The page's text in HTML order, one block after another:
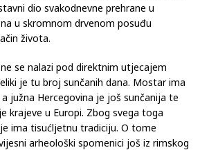
dio svakodnevne prehrane u
u skromnom drvenom posuđu
života.
se nalazi pod direktnim utjecajem
je tu broj sunčanih dana. Mostar ima
južna Hercegovina je još sunčanija te
krajeve u Europi. Zbog svega toga
ima tisućljetnu tradiciju. O tome
arheološki spomenici još iz rimskog